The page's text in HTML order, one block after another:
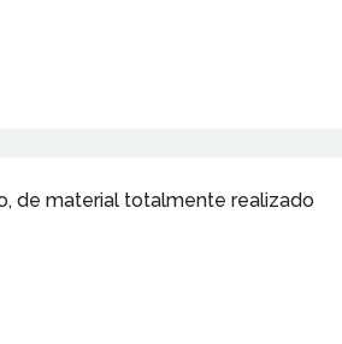
de material totalmente realizado